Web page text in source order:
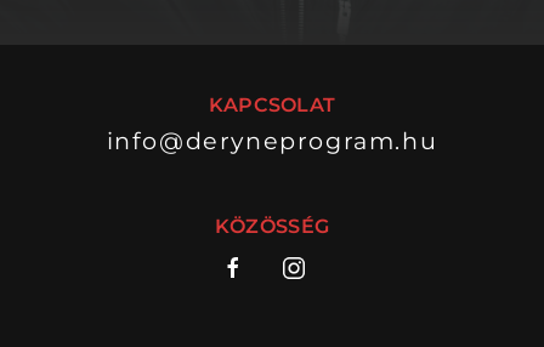
KÖZREMŰKÖDŐK:
KAPCSOLAT
info@deryneprogram.hu
KÖZÖSSÉG